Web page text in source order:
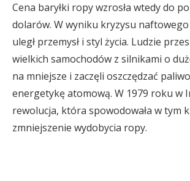
Cena baryłki ropy wzrosła wtedy do
dolarów. W wyniku kryzysu
uległ przemysł i styl życia. Ludzie
wielkich samochodów z silnikami o
na mniejsze i zaczęli oszczędzać
energetykę atomową. W 1979 roku w
rewolucja, która spowodowała w tym
zmniejszenie wydobycia ropy.